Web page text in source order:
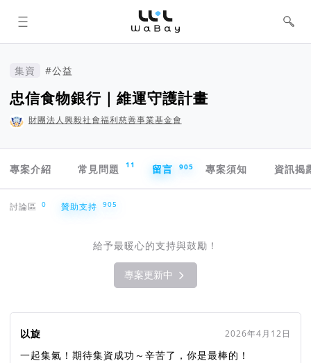
WaBay 挖貝 | 台灣最值得信賴的群眾
集資 / 群眾募資平台
集資 #公益
忠信食物銀行｜維運守護計畫
財團法人興毅社會福利慈善事業基金會
專案介紹
常見問題 11 留言 905 專案須知 資訊揭
討論區 0 贊助支持 905
給予最暖心的支持與鼓勵！
專案更新中
以旋 2026年4月12日
一起集氣！期待集資成功～辛苦了，你是最棒的！